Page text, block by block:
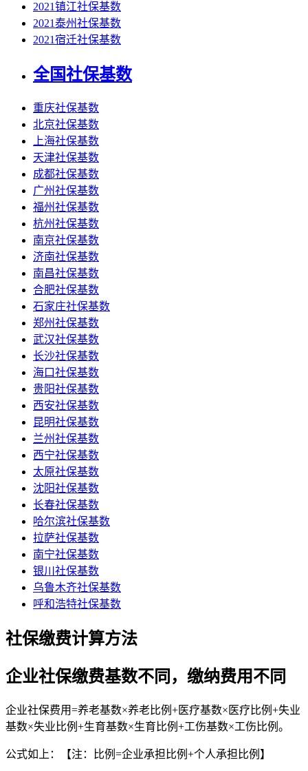
2021镇江社保基数
2021泰州社保基数
2021宿迁社保基数
全国社保基数
重庆社保基数
北京社保基数
上海社保基数
天津社保基数
成都社保基数
广州社保基数
福州社保基数
杭州社保基数
南京社保基数
济南社保基数
南昌社保基数
合肥社保基数
石家庄社保基数
郑州社保基数
武汉社保基数
长沙社保基数
海口社保基数
贵阳社保基数
西安社保基数
昆明社保基数
兰州社保基数
西宁社保基数
太原社保基数
沈阳社保基数
长春社保基数
哈尔滨社保基数
拉萨社保基数
南宁社保基数
银川社保基数
乌鲁木齐社保基数
呼和浩特社保基数
社保缴费计算方法
企业社保缴费基数不同，缴纳费用不同
企业社保费用=养老基数×养老比例+医疗基数×医疗比例+失业
基数×失业比例+生育基数×生育比例+工伤基数×工伤比例。
公式如上：【注：比例=企业承担比例+个人承担比例】